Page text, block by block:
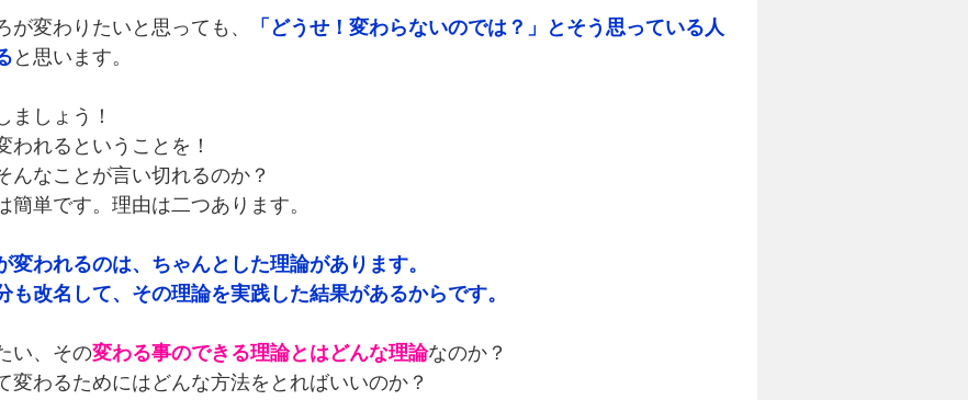
が変わりたいと思っても、
「どうせ！変わらないのでは？」とそう思っている人
と思います。
ましょう！
われるということを！
んなことが言い切れるのか？
簡単です。理由は二つあります。
われるのは、ちゃんとした理論があります。
改名して、その理論を実践した結果があるからです。
い、その変わる事のできる理論とはどんな理論なのか？
変わるためにはどんな方法をとればいいのか？